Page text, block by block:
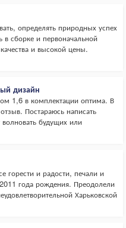
определять природных успех
сборке и первоначальной
и высокой цены.
дизайн
1,6 в комплектации оптима. В
Постараюсь написать
будущих или
горести и радости, печали и
года рождения. Преодолели
Харьковской